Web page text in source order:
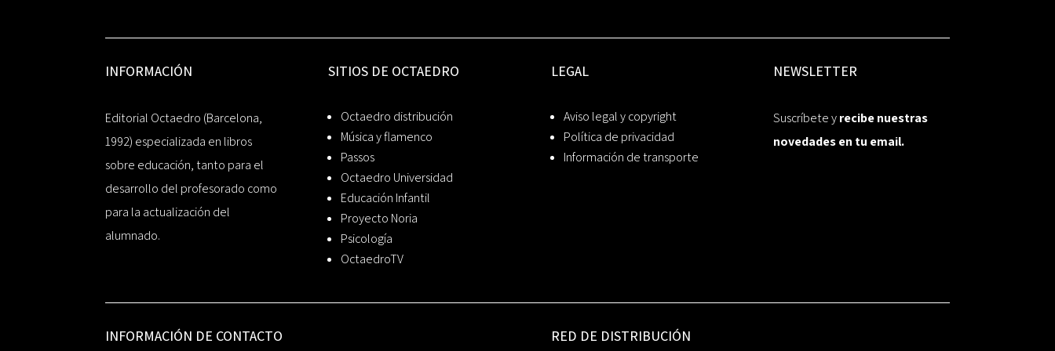
INFORMACIÓN
Editorial Octaedro (Barcelona,
1992) especializada en libros
sobre educación, tanto para el
desarrollo del profesorado como
para la actualización del
alumnado.
SITIOS DE OCTAEDRO
Octaedro distribución
Música y flamenco
Passos
Octaedro Universidad
Educación Infantil
Proyecto Noria
Psicología
OctaedroTV
LEGAL
Aviso legal y copyright
Política de privacidad
Información de transporte
NEWSLETTER
Suscríbete yrecibe nuestras
novedades en tu email.
INFORMACIÓN DE CONTACTO RED DE DISTRIBUCIÓN